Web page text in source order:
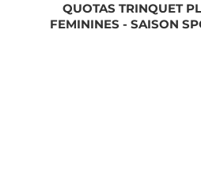
QUOTAS TRINQUET
FEMININES - SAISON